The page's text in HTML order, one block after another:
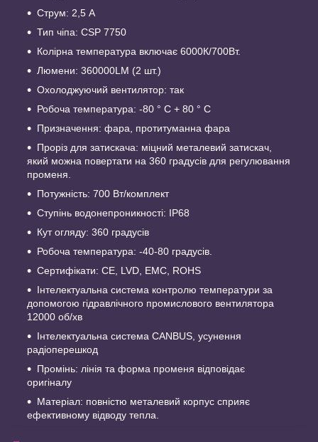
Струм: 2,5 А
Тип чіпа: CSP 7750
Колірна температура включає 6000К/700Вт.
Люмени: 360000LM (2 шт.)
Охолоджуючий вентилятор: так
Робоча температура: -80 ° С + 80 ° С
Призначення: фара, протитуманна фара
Проріз для затискача: міцний металевий затискач,
який можна повертати на 360 градусів для регулювання
променя.
Потужність: 700 Вт/комплект
Ступінь водонепроникності: IP68
Кут огляду: 360 градусів
Робоча температура: -40-80 градусів.
Сертифікати: CE, LVD, EMC, ROHS
Інтелектуальна система контролю температури за
допомогою гідравлічного промислового вентилятора
12000 об/хв
Інтелектуальна система CANBUS, усунення
радіоперешкод
Промінь: лінія та форма променя відповідає
оригіналу
Матеріал: повністю металевий корпус сприяє
ефективному відводу тепла.